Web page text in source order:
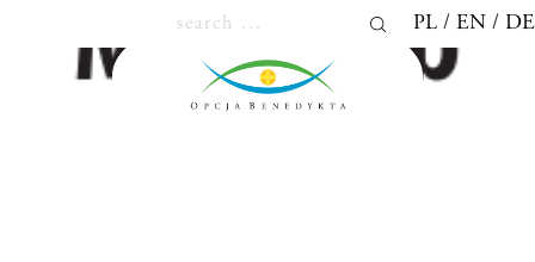
PL EN DE